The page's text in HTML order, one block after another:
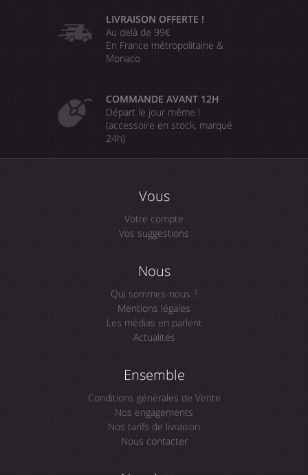
LIVRAISON OFFERTE !
Au delà de 99€
En France métropolitaine &
Monaco
COMMANDE AVANT 12H
Départ le jour même !
(accessoire en stock, marqué
24h)
Vous
Votre compte
Vos suggestions
Nous
Qui sommes-nous ?
Mentions légales
Les médias en parlent
Actualités
Ensemble
Conditions générales de Vente
Nos engagements
Nos tarifs de livraison
Nous contacter